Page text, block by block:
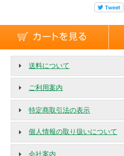
送料について
ご利用案内
特定商取引法の表示
個人情報の取り扱いについて
会社案内